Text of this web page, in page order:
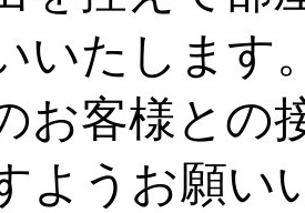
いたします
お客様との
ようお願い